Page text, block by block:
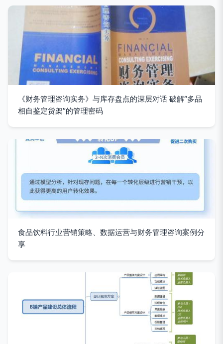
《财务管理咨询实务》与库存盘点的深层对话 破解“多品
相自鉴定货架”的管理密码
食品饮料行业营销策略、数据运营与财务管理咨询案例分
享